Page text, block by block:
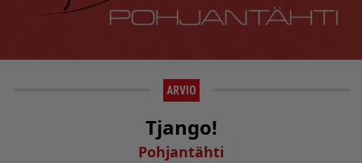
ARVIO
Tjango!
Pohjantähti